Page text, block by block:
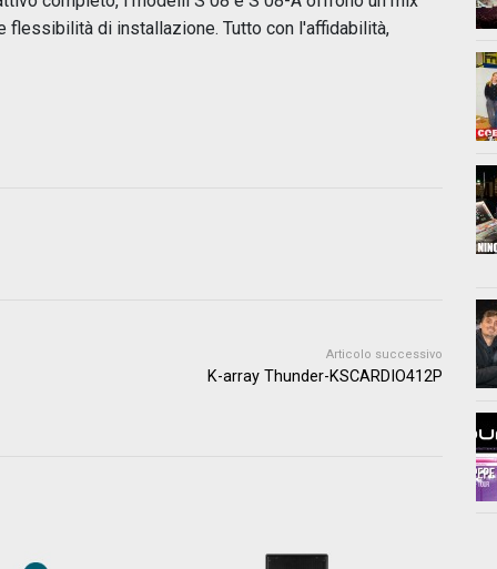
di installazione. Tutto con l'affidabilità,
Articolo successivo
K-array Thunder-KSCARDIO412P